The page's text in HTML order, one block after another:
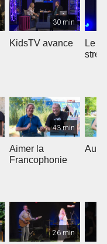
30 min
KidsTV avance
Le
43 min
Aimer la
Francophonie
Au
26 min